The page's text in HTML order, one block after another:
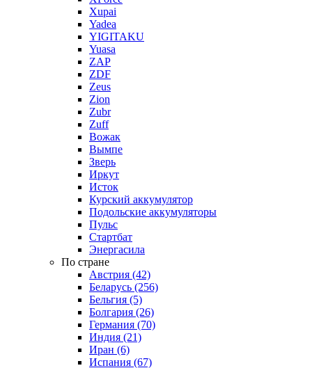
Xupai
Yadea
YIGITAKU
Yuasa
ZAP
ZDF
Zeus
Zion
Zubr
Zuff
Вожак
Вымпе
Зверь
Иркут
Исток
Курский аккумулятор
Подольские аккумуляторы
Пульс
Стартбат
Энергасила
По стране
Австрия (42)
Беларусь (256)
Бельгия (5)
Болгария (26)
Германия (70)
Индия (21)
Иран (6)
Испания (67)